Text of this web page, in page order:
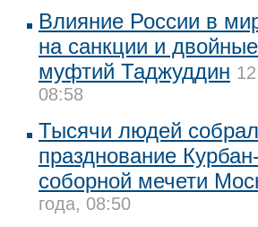
Влияние России в
на санкции и
муфтий Таджуддин
08:58
Тысячи людей
празднование
соборной мечети
года, 08:50